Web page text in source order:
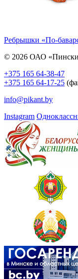
Ребрышки «По-
© 2026 ОАО
+375 165 64-38-47
+375 165 64-17-25
info@pikant.by
Instagram